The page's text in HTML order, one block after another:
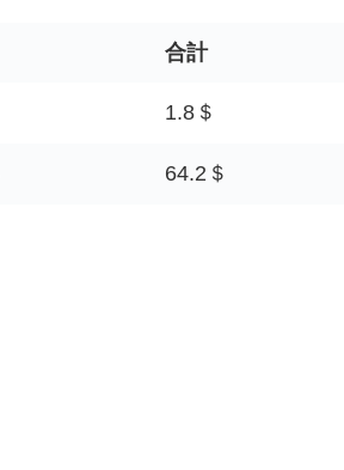
合計
1.8＄
64.2＄